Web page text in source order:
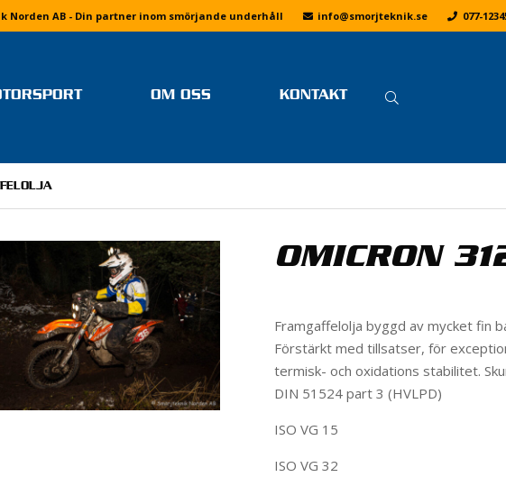
Norden AB - Din partner inom smörjande underhåll info@smorjteknik.se 077-
DRIFTING
BANRACING
SKOTERCROSS
DRAGRACING
F1 H2O
SPEEDWAY
ENDURO
OM OSS
INTEGRITETSPOLICY
VI PÅ SMÖRJTEKNIK
JOBBA HOS OSS
KONTAKT
OMICRON
Framgaffelolja byggd av mycket fin
Förstärkt med tillsatser, för
termisk- och oxidations stabilitet.
DIN 51524 part 3 (HVLPD)
ISO VG 15
ISO VG 32